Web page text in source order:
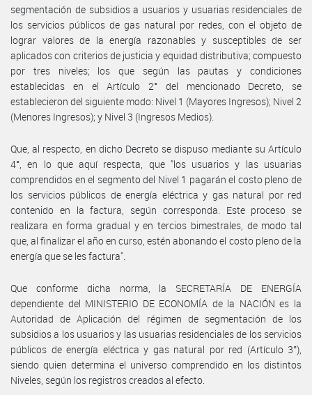
segmentación de subsidios a usuarios y usuarias residenciales de
los servicios públicos de gas natural por redes, con el objeto de
lograr valores de la energía razonables y susceptibles de ser
aplicados con criterios de justicia y equidad distributiva; compuesto
por tres niveles; los que según las pautas y condiciones
establecidas en el Artículo 2° del mencionado Decreto, se
establecieron del siguiente modo: Nivel 1 (Mayores Ingresos); Nivel 2
(Menores Ingresos); y Nivel 3 (Ingresos Medios).
Que, al respecto, en dicho Decreto se dispuso mediante su Artículo
4°, en lo que aquí respecta, que "los usuarios y las usuarias
comprendidos en el segmento del Nivel 1 pagarán el costo pleno de
los servicios públicos de energía eléctrica y gas natural por red
contenido en la factura, según corresponda. Este proceso se
realizara en forma gradual y en tercios bimestrales, de modo tal
que, al finalizar el año en curso, estén abonando el costo pleno de la
energía que se les factura".
Que conforme dicha norma, la SECRETARÍA DE ENERGÍA
dependiente del MINISTERIO DE ECONOMÍA de la NACIÓN es la
Autoridad de Aplicación del régimen de segmentación de los
subsidios a los usuarios y las usuarias residenciales de los servicios
públicos de energía eléctrica y gas natural por red (Artículo 3°),
siendo quien determina el universo comprendido en los distintos
Niveles, según los registros creados al efecto.